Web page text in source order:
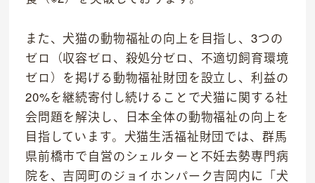
また、犬猫の動物福祉の向上を目指し、3つの
ゼロ（収容ゼロ、殺処分ゼロ、不適切飼育環境
ゼロ）を掲げる動物福祉財団を設立し、利益の
20%を継続寄付し続けることで犬猫に関する社
会問題を解決し、日本全体の動物福祉の向上を
目指しています。犬猫生活福祉財団では、群馬
県前橋市で自営のシェルターと不妊去勢専門病
院を、吉岡町のジョイホンパーク吉岡内に「犬